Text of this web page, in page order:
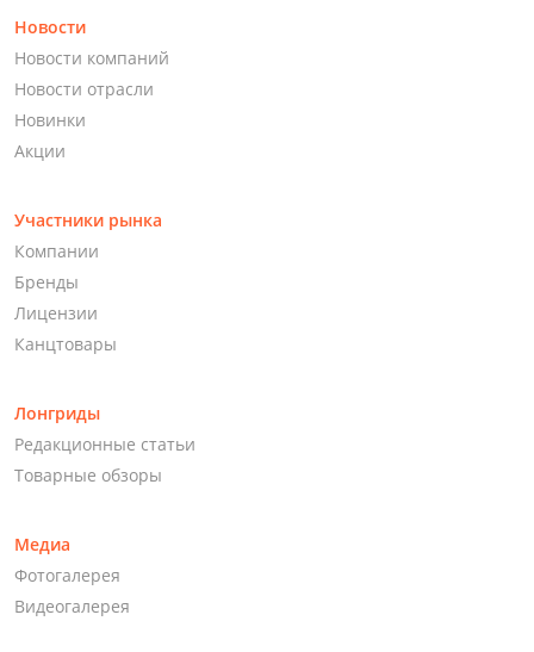
Новости
Новости компаний
Новости отрасли
Новинки
Акции
Участники рынка
Компании
Бренды
Лицензии
Канцтовары
Лонгриды
Редакционные статьи
Товарные обзоры
Медиа
Фотогалерея
Видеогалерея